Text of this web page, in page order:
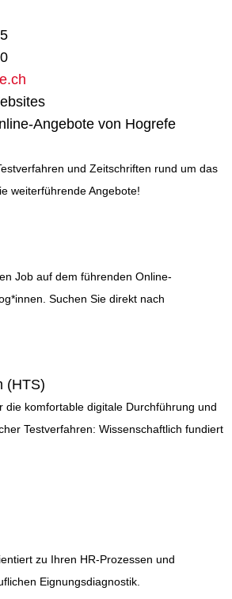
Angebote von Hogrefe
und Zeitschriften rund um das
weiterführende Angebote!
Job auf dem führenden Online-
Suchen Sie direkt nach
(HTS)
die komfortable digitale Durchführung und
Testverfahren: Wissenschaftlich fundiert
zu Ihren HR-Prozessen und
Eignungsdiagnostik.